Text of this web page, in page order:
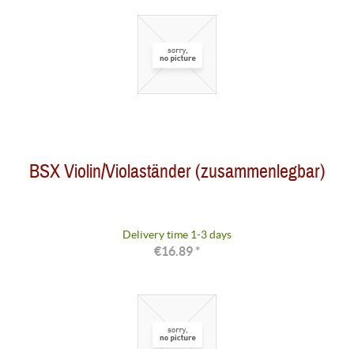
BSX Violin/Violaständer (zusammenlegbar)
Delivery time 1-3 days
€16.89 *